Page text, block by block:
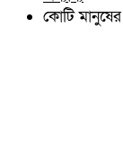
কোটি মানুষের